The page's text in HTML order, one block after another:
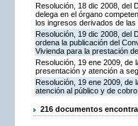
Resolución, 18 dic 2008, del
delega en el órgano
los ingresos derivados de
Resolución, 19 dic 2008, del
ordena la publicación del
Vivienda para la prestación
Resolución, 19 ene 2009,
presentación y atención a
Resolución, 19 ene 2009,
atención al público y de
216 documentos